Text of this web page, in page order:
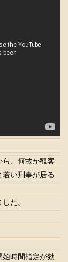
ら、何故か観客
若い刑事が居る
た。
始時間指定が効